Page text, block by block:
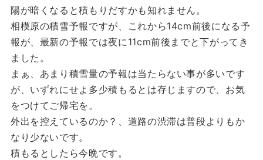
陽が暗くなると積もりだすかも知れません。
相模原の積雪予報ですが、これから14cm前後になる予
報が、最新の予報では夜に11cm前後までと下がってき
ました。
まぁ、あまり積雪量の予報は当たらない事が多いです
が、いずれにせよ多少積もるとは存じますので、お気
をつけてご帰宅を。
外出を控えているのか？、道路の渋滞は普段よりもか
なり少ないです。
積もるとしたら今晩です。